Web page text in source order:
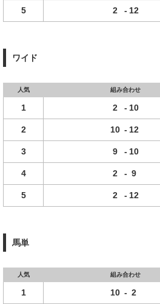
5 2 - 12
ワイド
人気 組み合わせ
1 2 - 10
2 10 - 12
3 9 - 10
4 2 - 9
5 2 - 12
馬単
人気 組み合わせ
1 10 - 2